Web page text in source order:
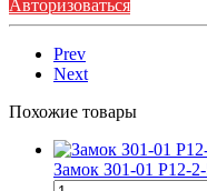
Авторизоваться
Prev
Next
Похожие товары
Замок З01-01 Р12-